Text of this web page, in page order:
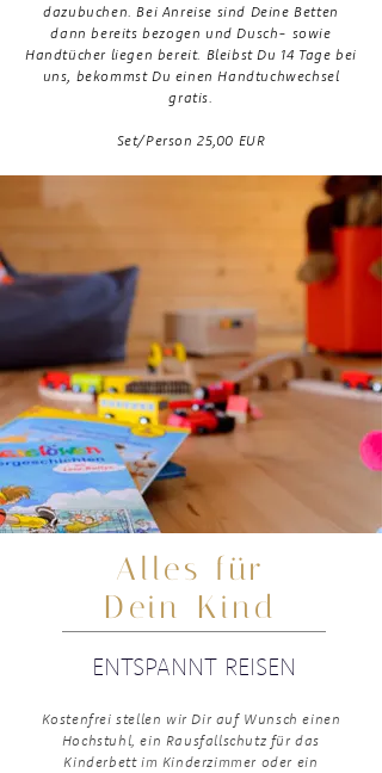
dazubuchen. Bei Anreise sind Deine Betten
dann bereits bezogen und Dusch- sowie
Handtücher liegen bereit. Bleibst Du 14 Tage bei
uns, bekommst Du einen Handtuchwechsel
gratis.
Set/Person 25,00 EUR
kinder-
Alles für
Dein Kind
ENTSPANNT REISEN
Kostenfrei stellen wir Dir auf Wunsch einen
Hochstuhl, ein Rausfallschutz für das
Kinderbett im Kinderzimmer oder ein